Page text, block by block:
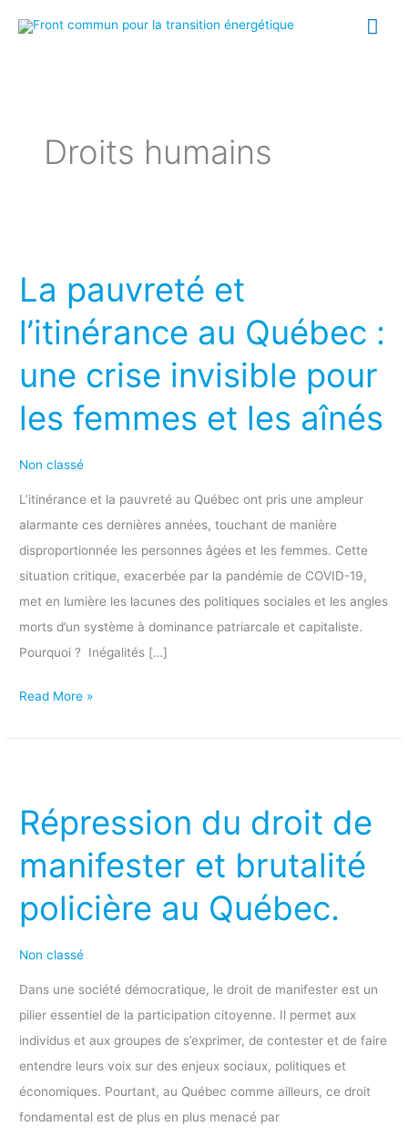
Droits humains
La pauvreté et
l’itinérance au Québec :
une crise invisible pour
les femmes et les aînés
Non classé
L’itinérance et la pauvreté au Québec ont pris une ampleur
alarmante ces dernières années, touchant de manière
disproportionnée les personnes âgées et les femmes. Cette
situation critique, exacerbée par la pandémie de COVID-19,
met en lumière les lacunes des politiques sociales et les angles
morts d’un système à dominance patriarcale et capitaliste.
Pourquoi ? Inégalités […]
l’itinérance
:
une
invisible
pour
les
femmes
et
Read More »
Répression du droit de
manifester et brutalité
policière au Québec.
Non classé
Dans une société démocratique, le droit de manifester est un
pilier essentiel de la participation citoyenne. Il permet aux
individus et aux groupes de s’exprimer, de contester et de faire
entendre leurs voix sur des enjeux sociaux, politiques et
économiques. Pourtant, au Québec comme ailleurs, ce droit
fondamental est de plus en plus menacé par
droit
manifester
brutalité
policière
Québec.